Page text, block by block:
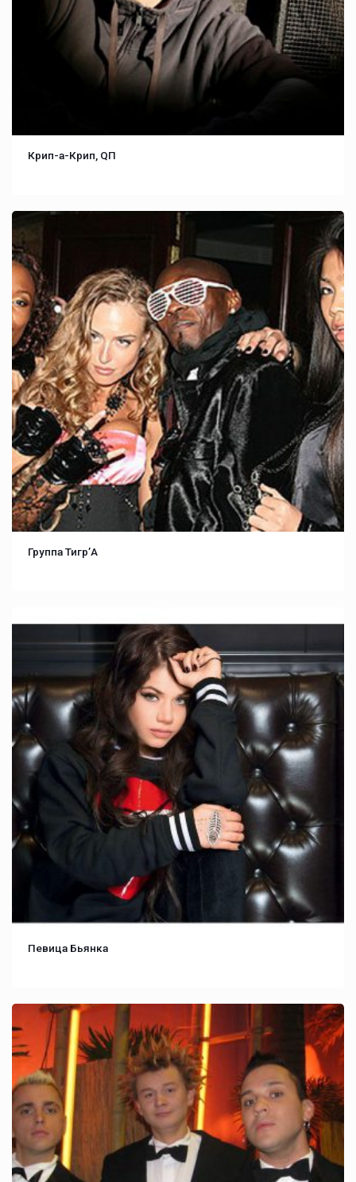
Крип-а-Крип, QП
Группа Тигр’А
Певица Бьянка